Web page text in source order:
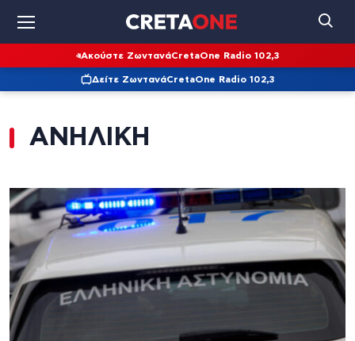
Ακούστε ΖωντανάCretaOne Radio 102,3
Δείτε ΖωντανάCretaOne Radio 102,3
ΑΝΗΛΙΚΗ